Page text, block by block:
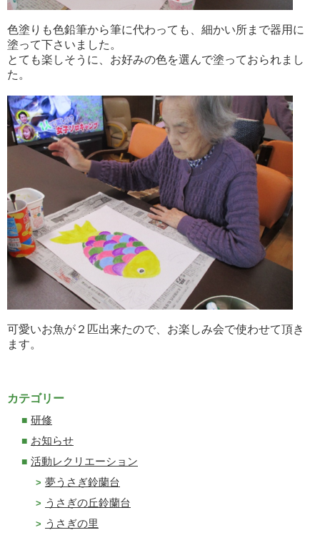
色塗りも色鉛筆から筆に代わっても、細かい所まで器用に
塗って下さいました。
とても楽しそうに、お好みの色を選んで塗っておられまし
た。
可愛いお魚が２匹出来たので、お楽しみ会で使わせて頂き
ます。
カテゴリー
研修
お知らせ
活動レクリエーション
夢うさぎ鈴蘭台
うさぎの丘鈴蘭台
うさぎの里